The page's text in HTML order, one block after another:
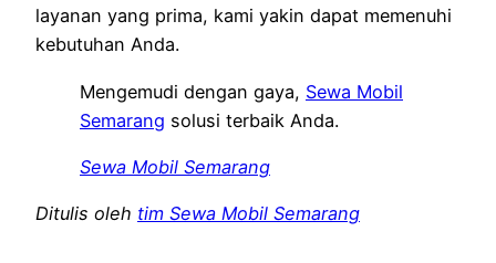
layanan yang prima, kami yakin dapat memenuhi
kebutuhan Anda.
Mengemudi dengan gaya, Sewa Mobil
Semarang solusi terbaik Anda.
Sewa Mobil Semarang
Ditulis oleh tim Sewa Mobil Semarang